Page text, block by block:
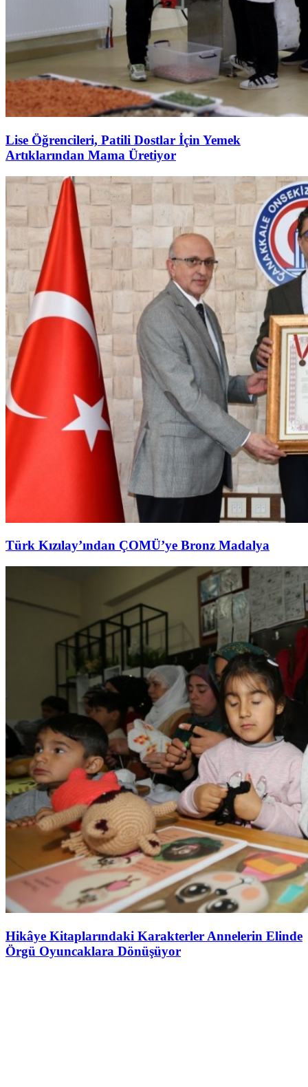
Lise Öğrencileri, Patili Dostlar İçin Yemek
Artıklarından Mama Üretiyor
Türk Kızılay’ından ÇOMÜ’ye Bronz Madalya
Hikâye Kitaplarındaki Karakterler Annelerin Elinde
Örgü Oyuncaklara Dönüşüyor